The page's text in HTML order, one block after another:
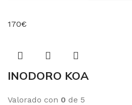
170€
INODORO KOA
Valorado con 0 de 5